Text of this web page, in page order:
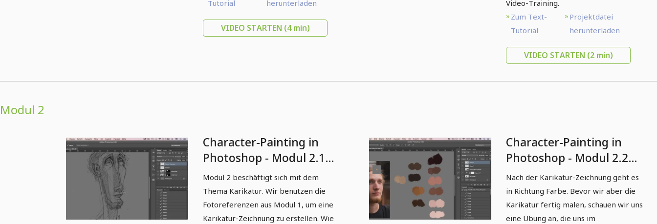
Tutorial
herunterladen
VIDEO STARTEN (4 min)
Video-Training.
Zum Text-
Tutorial
Projektdatei
herunterladen
VIDEO STARTEN (2 min)
Modul 2
Character-Painting in
Photoshop - Modul 2.1
Karikatur-Zeichnung
Modul 2 beschäftigt sich mit dem
Thema Karikatur. Wir benutzen die
Fotoreferenzen aus Modul 1, um eine
Karikatur-Zeichnung zu erstellen. Wie
Character-Painting in
Photoshop - Modul 2.2
Farbpalette erstellen
Nach der Karikatur-Zeichnung geht es
in Richtung Farbe. Bevor wir aber die
Karikatur fertig malen, schauen wir uns
eine Übung an, die uns im